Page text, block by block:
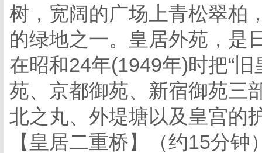
树，宽阔的广场上青松翠柏
的绿地之一。皇居外苑，是
在昭和24年(1949年)时把“
苑、京都御苑、新宿御苑三
北之丸、外堤塘以及皇宫的
【皇居二重桥】（约15分